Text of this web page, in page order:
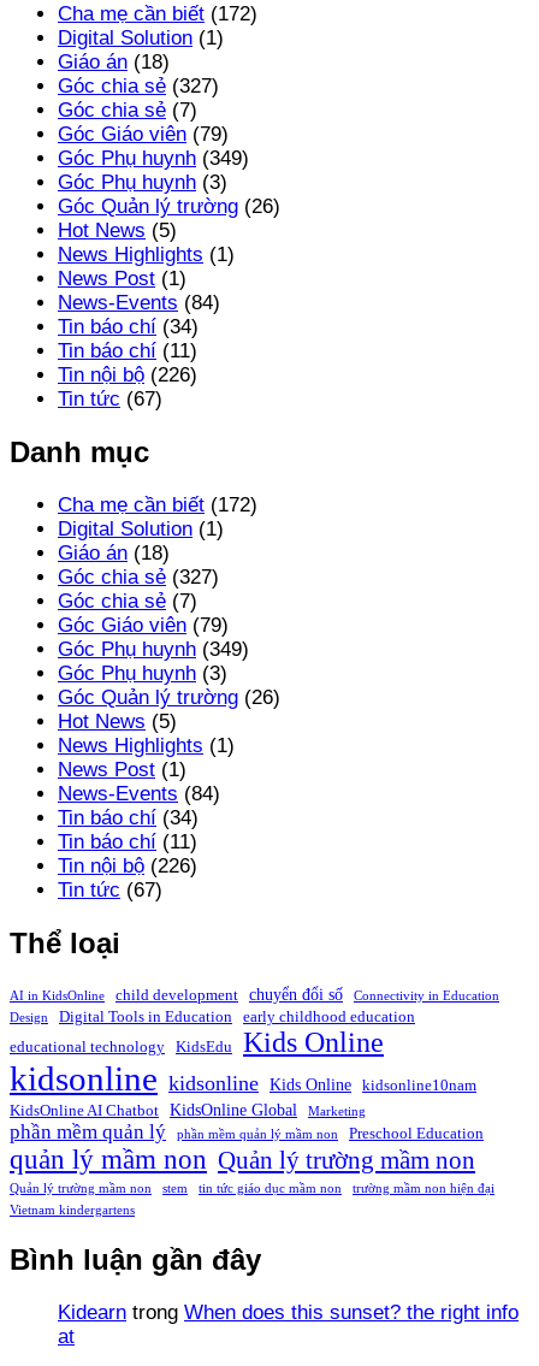
Cha mẹ cần biết (172)
Digital Solution (1)
Giáo án (18)
Góc chia sẻ (327)
Góc chia sẻ (7)
Góc Giáo viên (79)
Góc Phụ huynh (349)
Góc Phụ huynh (3)
Góc Quản lý trường (26)
Hot News (5)
News Highlights (1)
News Post (1)
News-Events (84)
Tin báo chí (34)
Tin báo chí (11)
Tin nội bộ (226)
Tin tức (67)
Danh mục
Cha mẹ cần biết (172)
Digital Solution (1)
Giáo án (18)
Góc chia sẻ (327)
Góc chia sẻ (7)
Góc Giáo viên (79)
Góc Phụ huynh (349)
Góc Phụ huynh (3)
Góc Quản lý trường (26)
Hot News (5)
News Highlights (1)
News Post (1)
News-Events (84)
Tin báo chí (34)
Tin báo chí (11)
Tin nội bộ (226)
Tin tức (67)
Thể loại
AI in KidsOnline child development chuyển đổi số
Connectivity in Education
Design
Digital Tools in Education
early childhood education
educational technology
KidsEdu Kids Online
kidsonline kidsonline Kids Online
kidsonline10nam
KidsOnline AI Chatbot
KidsOnline Global Marketing
phần mềm quản lý phần mềm quản lý mầm non Preschool Education
quản lý mầm non Quản lý trường mầm non
Quản lý trường mầm non stem tin tức giáo dục mầm non
trường mầm non hiện đại
Vietnam kindergartens
Bình luận gần đây
Kidearn trong When does this sunset? the right info
at